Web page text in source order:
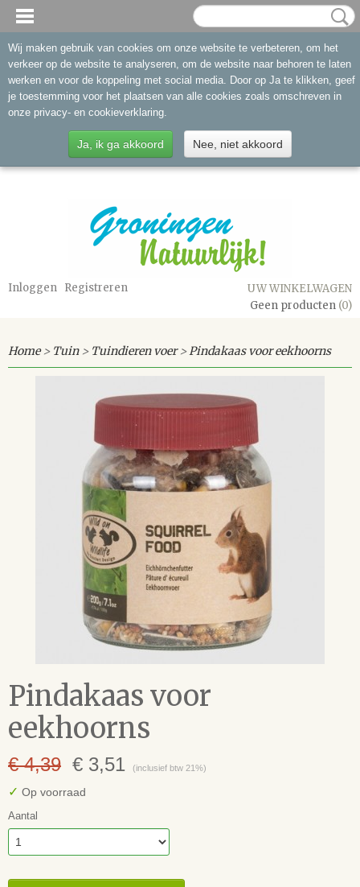
Inloggen Registreren
UW WINKELWAGEN
Geen producten (0)
Home> Tuin> Tuindieren voer>Pindakaas voor eekhoorns
Pindakaas voor
eekhoorns
€ 4,39 € 3,51 (inclusief btw 21%)
✓ Op voorraad
Aantal
Wij maken gebruik van cookies om onze website te verbeteren, om het
verkeer op de website te analyseren, om de website naar behoren te laten
werken en voor de koppeling met social media. Door op Ja te klikken, geef
je toestemming voor het plaatsen van alle cookies zoals omschreven in
onze privacy- en cookieverklaring.
Ja, ik ga akkoord Nee, niet akkoord